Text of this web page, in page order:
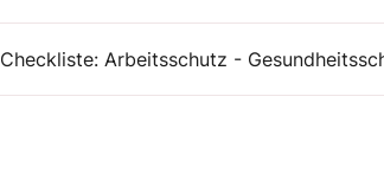
Checkliste: Arbeitsschutz -